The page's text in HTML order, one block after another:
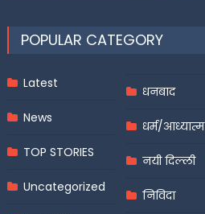
POPULAR CATEGORY
Latest
News
TOP STORIES
Uncategorized
धनबाद
धर्म/आध्यात्म
नयी दिल्ली
निविदा